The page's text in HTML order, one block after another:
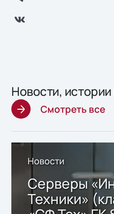
Новости,
Смотреть все
Новости
Серверы
Техники»